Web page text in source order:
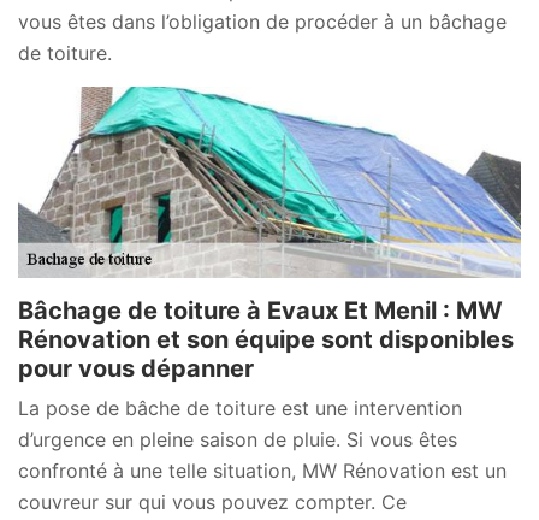
vous êtes dans l’obligation de procéder à un bâchage
de toiture.
Bâchage de toiture à Evaux Et Menil : MW
Rénovation et son équipe sont disponibles
pour vous dépanner
La pose de bâche de toiture est une intervention
d’urgence en pleine saison de pluie. Si vous êtes
confronté à une telle situation, MW Rénovation est un
couvreur sur qui vous pouvez compter. Ce